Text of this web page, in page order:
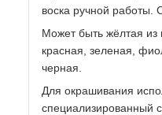
воска ручной работы.
Может быть жёлтая из
красная, зеленая,
черная.
Для окрашивания
специализированный